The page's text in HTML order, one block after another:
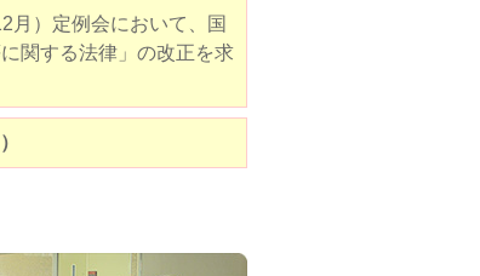
月）定例会において、国
関する法律」の改正を求